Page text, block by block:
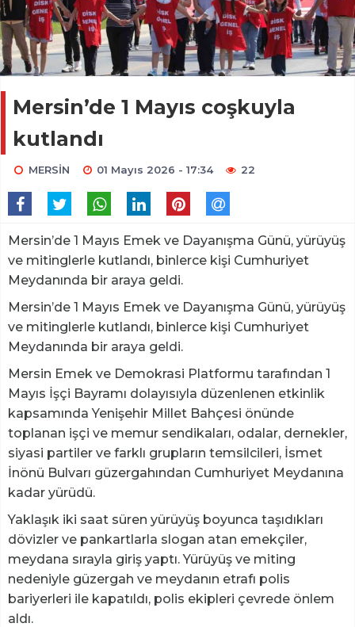
Mersin’de 1 Mayıs coşkuyla
kutlandı
MERSİN 01 Mayıs 2026 - 17:34 22
Mersin’de 1 Mayıs Emek ve Dayanışma Günü, yürüyüş
ve mitinglerle kutlandı, binlerce kişi Cumhuriyet
Meydanında bir araya geldi.
Mersin’de 1 Mayıs Emek ve Dayanışma Günü, yürüyüş
ve mitinglerle kutlandı, binlerce kişi Cumhuriyet
Meydanında bir araya geldi.
Mersin Emek ve Demokrasi Platformu tarafından 1
Mayıs İşçi Bayramı dolayısıyla düzenlenen etkinlik
kapsamında Yenişehir Millet Bahçesi önünde
toplanan işçi ve memur sendikaları, odalar, dernekler,
siyasi partiler ve farklı grupların temsilcileri, İsmet
İnönü Bulvarı güzergahından Cumhuriyet Meydanına
kadar yürüdü.
Yaklaşık iki saat süren yürüyüş boyunca taşıdıkları
dövizler ve pankartlarla slogan atan emekçiler,
meydana sırayla giriş yaptı. Yürüyüş ve miting
nedeniyle güzergah ve meydanın etrafı polis
bariyerleri ile kapatıldı, polis ekipleri çevrede önlem
aldı.